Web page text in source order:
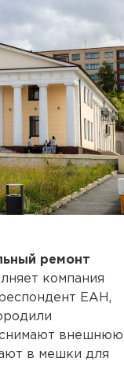
ремонт
компания
ЕАН,
снимают внешнюю
в мешки для